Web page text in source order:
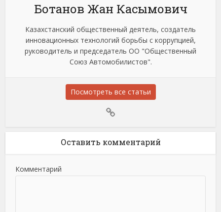
Ботанов Жан Касымович
Казахстанский общественный деятель, создатель
инновационных технологий борьбы с коррупцией,
руководитель и председатель ОО "Общественный
Союз Автомобилистов".
Посмотреть все статьи
Оставить комментарий
Комментарий